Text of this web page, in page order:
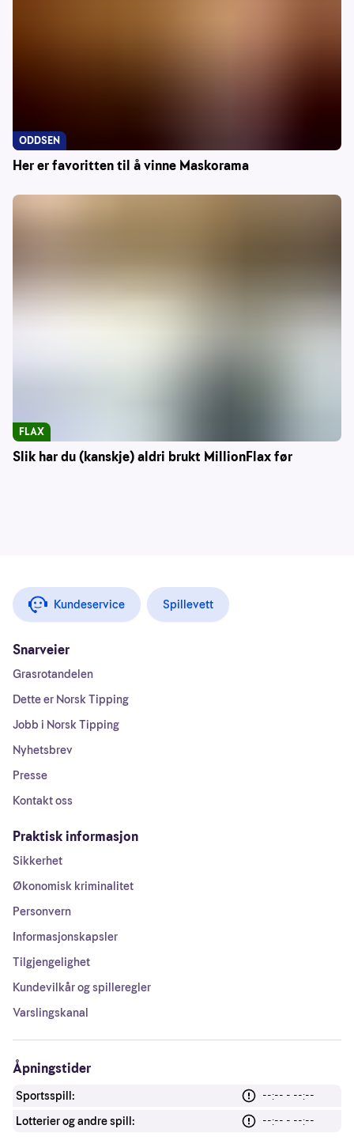
Her er favoritten til å vinne Maskorama
ODDSEN
Slik har du (kanskje) aldri brukt MillionFlax før
FLAX
Kundeservice Spillevett
Snarveier
Grasrotandelen
Dette er Norsk Tipping
Jobb i Norsk Tipping
Nyhetsbrev
Presse
Kontakt oss
Praktisk informasjon
Sikkerhet
Økonomisk kriminalitet
Personvern
Informasjonskapsler
Tilgjengelighet
Kundevilkår og spilleregler
Varslingskanal
Åpningstider
Sportsspill:
--:-- - --:--
Lotterier og andre spill:
--:-- - --:--